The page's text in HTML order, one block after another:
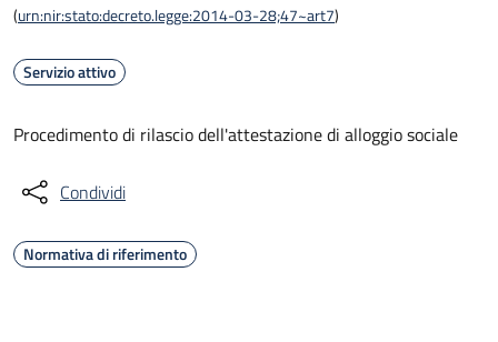
(urn:nir:stato:decreto.legge:2014-03-28;47~art7)
Servizio attivo
Procedimento di rilascio dell'attestazione di alloggio sociale
Condividi
Normativa di riferimento